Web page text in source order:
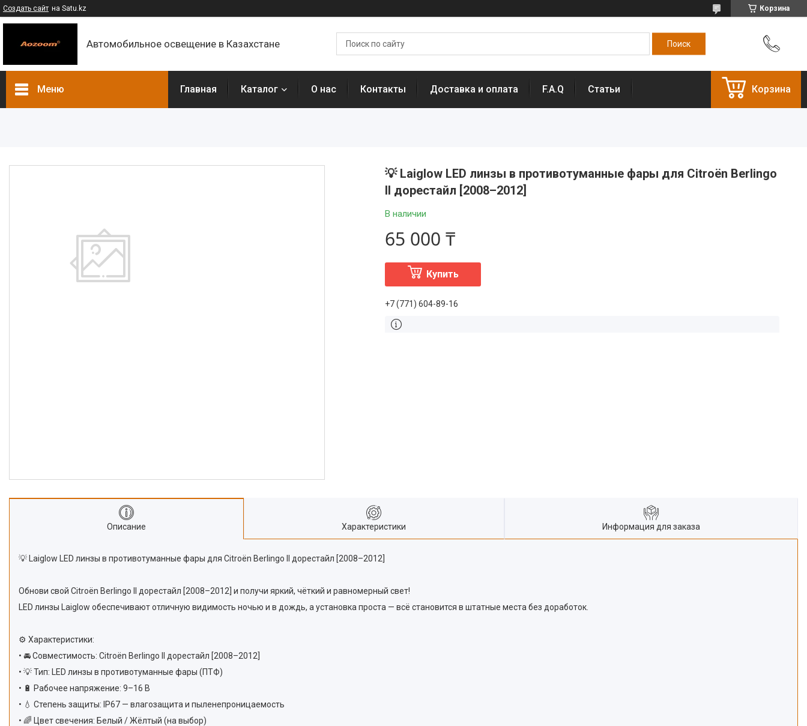
Создать сайт на Satu.kz Корзина
Автомобильное освещение в Казахстане
Меню Главная Каталог О нас Контакты Доставка и оплата F.A.Q Статьи Корзина
💡 Laiglow LED линзы в противотуманные фары для Citroën Berlingo
II дорестайл [2008–2012]
В наличии
65 000 ₸
Купить
+7 (771) 604-89-16
Описание Характеристики Информация для заказа
💡 Laiglow LED линзы в противотуманные фары для Citroën Berlingo II дорестайл [2008–2012]
Обнови свой Citroën Berlingo II дорестайл [2008–2012] и получи яркий, чёткий и равномерный свет!
LED линзы Laiglow обеспечивают отличную видимость ночью и в дождь, а установка проста — всё становится в штатные места без доработок.
⚙️ Характеристики:
• 🚘 Совместимость: Citroën Berlingo II дорестайл [2008–2012]
• 💡 Тип: LED линзы в противотуманные фары (ПТФ)
• 🔋 Рабочее напряжение: 9–16 В
• 💧 Степень защиты: IP67 — влагозащита и пыленепроницаемость
• 🌈 Цвет свечения: Белый / Жёлтый (на выбор)